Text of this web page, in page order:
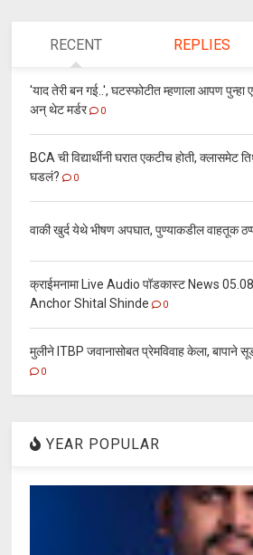
RECENT REPLIES
'याद तेरी बन गई..', घटस्फोटीत म्हणाला आपण
अन् थेट मर्डर
0
BCA ची विद्यार्थीनी घरात एकटीच होती, क्लासमेट
घडलं?
0
वाकी खुर्द येथे भीषण अपघात, पुण्याकडील वाहतूक
क्राईमनामा Live Audio पॉडकास्ट News
Anchor Shital Shinde
0
मुलीने ITBP जवानासोबत प्रेमविवाह केला, बापाने
0
YEAR POPULAR